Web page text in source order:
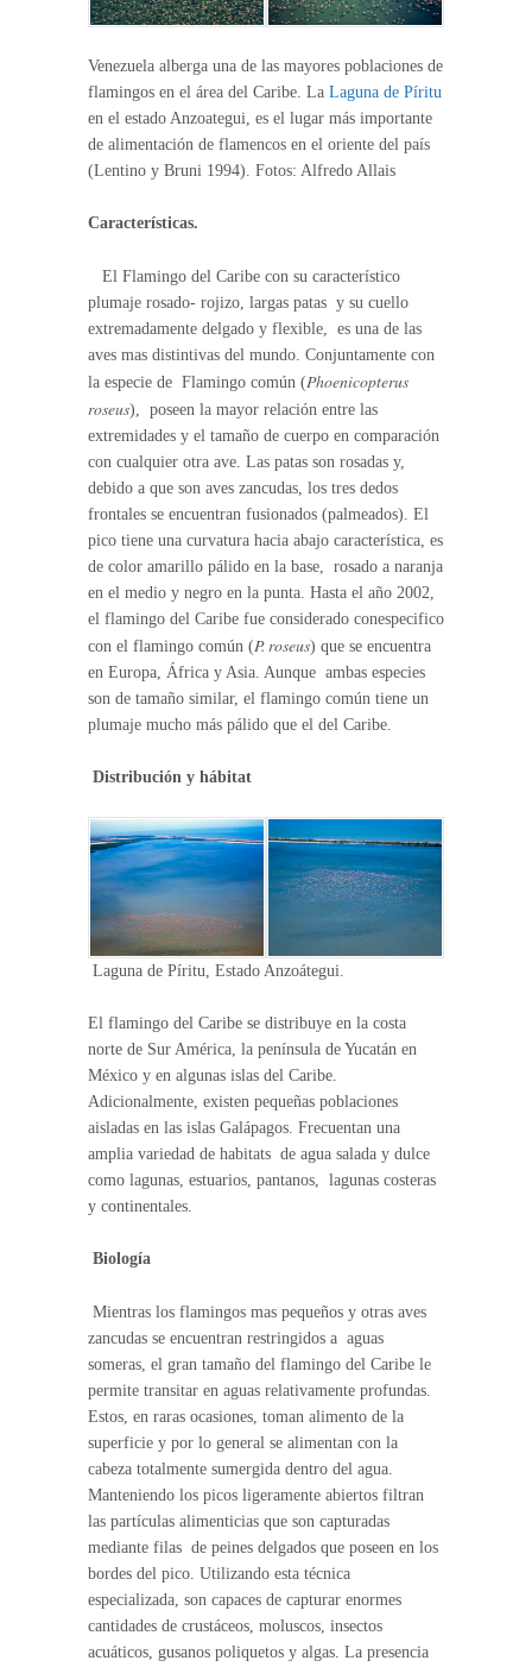
Venezuela alberga una de las mayores poblaciones de
flamingos en el área del Caribe. La Laguna de Píritu
en el estado Anzoategui, es el lugar más importante
de alimentación de flamencos en el oriente del país
(Lentino y Bruni 1994). Fotos: Alfredo Allais
Características.
El Flamingo del Caribe con su característico
plumaje rosado- rojizo, largas patas y su cuello
extremadamente delgado y flexible, es una de las
aves mas distintivas del mundo. Conjuntamente con
la especie de Flamingo común (Phoenicopterus
roseus), poseen la mayor relación entre las
extremidades y el tamaño de cuerpo en comparación
con cualquier otra ave. Las patas son rosadas y,
debido a que son aves zancudas, los tres dedos
frontales se encuentran fusionados (palmeados). El
pico tiene una curvatura hacia abajo característica, es
de color amarillo pálido en la base, rosado a naranja
en el medio y negro en la punta. Hasta el año 2002,
el flamingo del Caribe fue considerado conespecifico
con el flamingo común (P. roseus) que se encuentra
en Europa, África y Asia. Aunque ambas especies
son de tamaño similar, el flamingo común tiene un
plumaje mucho más pálido que el del Caribe.
Distribución y hábitat
Laguna de Píritu, Estado Anzoátegui.
El flamingo del Caribe se distribuye en la costa
norte de Sur América, la península de Yucatán en
México y en algunas islas del Caribe.
Adicionalmente, existen pequeñas poblaciones
aisladas en las islas Galápagos. Frecuentan una
amplia variedad de habitats de agua salada y dulce
como lagunas, estuarios, pantanos, lagunas costeras
y continentales.
Biología
Mientras los flamingos mas pequeños y otras aves
zancudas se encuentran restringidos a aguas
someras, el gran tamaño del flamingo del Caribe le
permite transitar en aguas relativamente profundas.
Estos, en raras ocasiones, toman alimento de la
superficie y por lo general se alimentan con la
cabeza totalmente sumergida dentro del agua.
Manteniendo los picos ligeramente abiertos filtran
las partículas alimenticias que son capturadas
mediante filas de peines delgados que poseen en los
bordes del pico. Utilizando esta técnica
especializada, son capaces de capturar enormes
cantidades de crustáceos, moluscos, insectos
acuáticos, gusanos poliquetos y algas. La presencia